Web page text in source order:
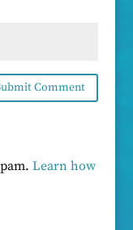
Learn how